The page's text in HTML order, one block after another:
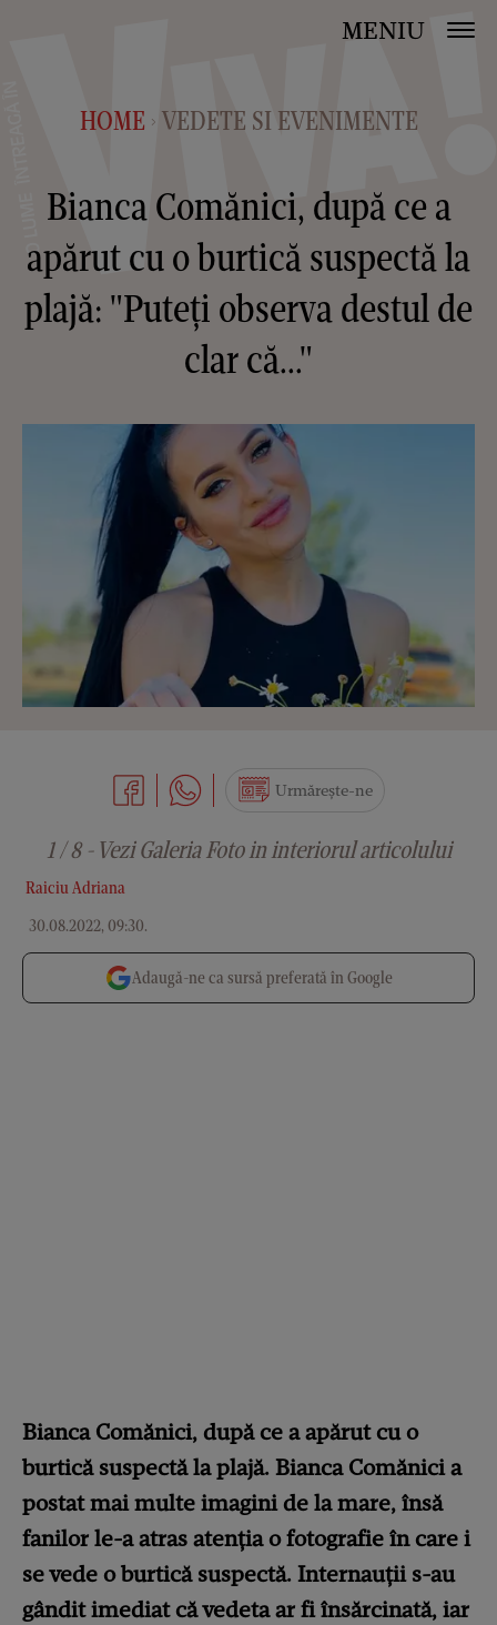
MENIU
HOME > VEDETE SI EVENIMENTE
Bianca Comănici, după ce a
apărut cu o burtică suspectă la
plajă: "Puteți observa destul de
clar că..."
Raiciu Adriana
30.08.2022, 09:30.
Urmărește-ne
1 / 8 - Vezi Galeria Foto in interiorul articolului
Adaugă-ne ca sursă preferată în Google
Bianca Comănici, după ce a apărut cu o
burtică suspectă la plajă. Bianca Comănici a
postat mai multe imagini de la mare, însă
fanilor le-a atras atenția o fotografie în care i
se vede o burtică suspectă. Internauții s-au
gândit imediat că vedeta ar fi însărcinată, iar